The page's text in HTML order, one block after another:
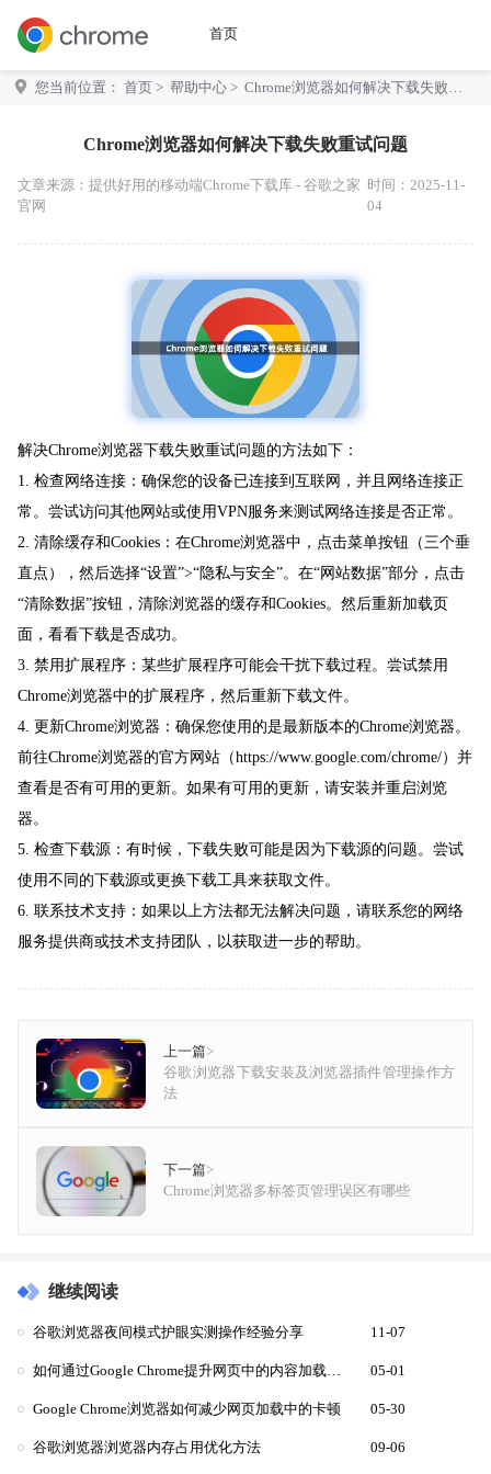
首页
您当前位置： 首页 > 帮助中心 > Chrome浏览器如何解决下载失败重
Chrome浏览器如何解决下载失败重试问题
文章来源： 提供好用的移动端Chrome下载库 - 谷歌之家
官网
时间：2025-11-
04
解决Chrome浏览器下载失败重试问题的方法如下：
1. 检查网络连接：确保您的设备已连接到互联网，并且网络连接正
常。尝试访问其他网站或使用VPN服务来测试网络连接是否正常。
2. 清除缓存和Cookies：在Chrome浏览器中，点击菜单按钮（三个垂
直点），然后选择“设置”>“隐私与安全”。在“网站数据”部分，点击
“清除数据”按钮，清除浏览器的缓存和Cookies。然后重新加载页
面，看看下载是否成功。
3. 禁用扩展程序：某些扩展程序可能会干扰下载过程。尝试禁用
Chrome浏览器中的扩展程序，然后重新下载文件。
4. 更新Chrome浏览器：确保您使用的是最新版本的Chrome浏览器。
前往Chrome浏览器的官方网站（https://www.google.com/chrome/）并
查看是否有可用的更新。如果有可用的更新，请安装并重启浏览
器。
5. 检查下载源：有时候，下载失败可能是因为下载源的问题。尝试
使用不同的下载源或更换下载工具来获取文件。
6. 联系技术支持：如果以上方法都无法解决问题，请联系您的网络
服务提供商或技术支持团队，以获取进一步的帮助。
上一篇>
谷歌浏览器下载安装及浏览器插件管理操作方
法
下一篇>
Chrome浏览器多标签页管理误区有哪些
继续阅读
谷歌浏览器夜间模式护眼实测操作经验分享 11-07
05-01
Google Chrome浏览器如何减少网页加载中的卡顿 05-30
谷歌浏览器浏览器内存占用优化方法 09-06